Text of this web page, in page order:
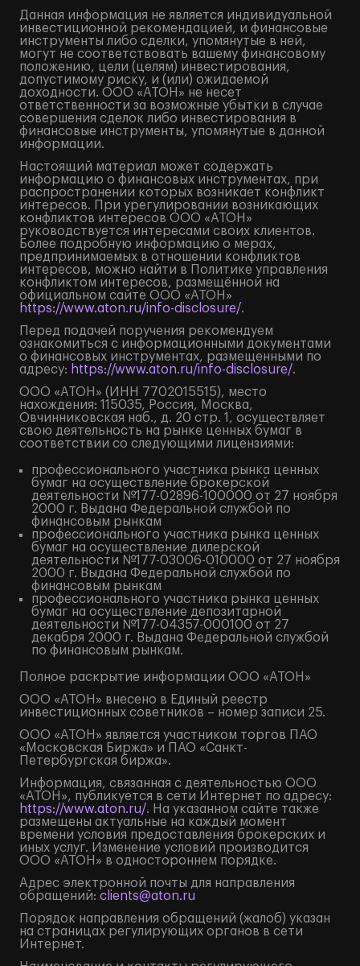
Данная информация не является индивидуальной
инвестиционной рекомендацией, и финансовые
инструменты либо сделки, упомянутые в ней,
могут не соответствовать вашему финансовому
положению, цели (целям) инвестирования,
допустимому риску, и (или) ожидаемой
доходности. ООО «АТОН» не несет
ответственности за возможные убытки в случае
совершения сделок либо инвестирования в
финансовые инструменты, упомянутые в данной
информации.
Настоящий материал может содержать
информацию о финансовых инструментах, при
распространении которых возникает конфликт
интересов. При урегулировании возникающих
конфликтов интересов ООО «АТОН»
руководствуется интересами своих клиентов.
Более подробную информацию о мерах,
предпринимаемых в отношении конфликтов
интересов, можно найти в Политике управления
конфликтом интересов, размещённой на
официальном сайте ООО «АТОН»
https://www.aton.ru/info-disclosure/.
Перед подачей поручения рекомендуем
ознакомиться с информационными документами
о финансовых инструментах, размещенными по
адресу: https://www.aton.ru/info-disclosure/.
ООО «АТОН» (ИНН 7702015515), место
нахождения: 115035, Россия, Москва,
Овчинниковская наб., д. 20 стр. 1, осуществляет
свою деятельность на рынке ценных бумаг в
соответствии со следующими лицензиями:
профессионального участника рынка ценных
бумаг на осуществление брокерской
деятельности №177-02896-100000 от 27 ноября
2000 г. Выдана Федеральной службой по
финансовым рынкам
профессионального участника рынка ценных
бумаг на осуществление дилерской
деятельности №177-03006-010000 от 27 ноября
2000 г. Выдана Федеральной службой по
финансовым рынкам
профессионального участника рынка ценных
бумаг на осуществление депозитарной
деятельности №177-04357-000100 от 27
декабря 2000 г. Выдана Федеральной службой
по финансовым рынкам.
Полное раскрытие информации ООО «АТОН»
ООО «АТОН» внесено в Единый реестр
инвестиционных советников – номер записи 25.
ООО «АТОН» является участником торгов ПАО
«Московская Биржа» и ПАО «Санкт-
Петербургская биржа».
Информация, связанная с деятельностью ООО
«АТОН», публикуется в сети Интернет по адресу:
https://www.aton.ru/. На указанном сайте также
размещены актуальные на каждый момент
времени условия предоставления брокерских и
иных услуг. Изменение условий производится
ООО «АТОН» в одностороннем порядке.
Адрес электронной почты для направления
обращений: clients@aton.ru
Порядок направления обращений (жалоб) указан
на страницах регулирующих органов в сети
Интернет.